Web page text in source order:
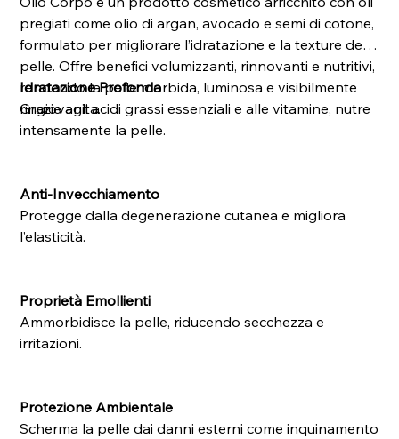
pregiati come olio di argan, avocado e semi di cotone,
formulato per migliorare l’idratazione e la texture della
pelle. Offre benefici volumizzanti, rinnovanti e nutritivi,
rendendo la pelle morbida, luminosa e visibilmente
ringiovanita.
Idratazione Profonda
Grazie agli acidi grassi essenziali e alle vitamine, nutre
intensamente la pelle.
Anti-Invecchiamento
Protegge dalla degenerazione cutanea e migliora
l’elasticità.
Proprietà Emollienti
Ammorbidisce la pelle, riducendo secchezza e
irritazioni.
Protezione Ambientale
Scherma la pelle dai danni esterni come inquinamento